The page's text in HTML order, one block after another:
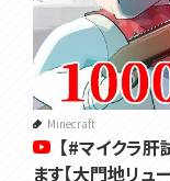
Minecraft
【#マイクラ
ます【大門地リュ